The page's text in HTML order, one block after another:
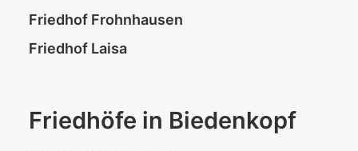
Friedhof Frohnhausen
Friedhof Laisa
Friedhöfe in Biedenkopf